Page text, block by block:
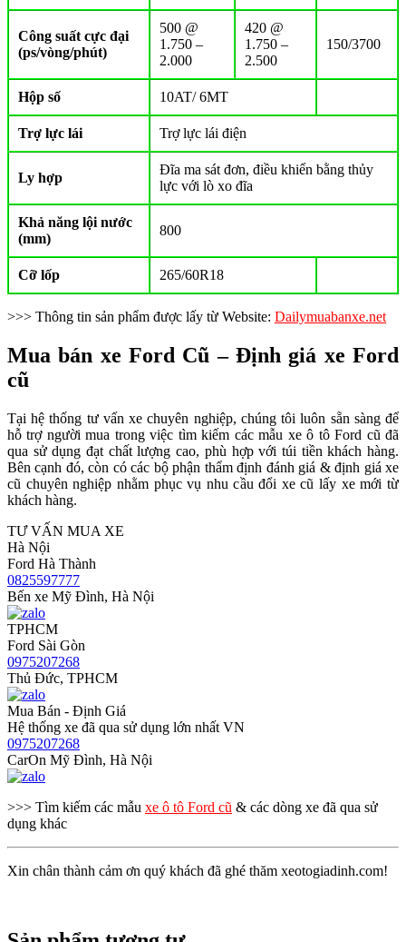
Công suất cực đại
(ps/vòng/phút)
500 @
1.750 –
2.000
420 @
1.750 –
2.500
150/3700
Hộp số 10AT/ 6MT
Trợ lực lái Trợ lực lái điện
Ly hợp
Đĩa ma sát đơn, điều khiển bằng thủy
lực với lò xo đĩa
Khả năng lội nước
(mm)
800
Cỡ lốp 265/60R18
>>> Thông tin sản phẩm được lấy từ Website: Dailymuabanxe.net
Mua bán xe Ford Cũ – Định giá xe Ford
cũ
Tại hệ thống tư vấn xe chuyên nghiệp, chúng tôi luôn sẵn sàng để
hỗ trợ người mua trong việc tìm kiếm các mẫu xe ô tô Ford cũ đã
qua sử dụng đạt chất lượng cao, phù hợp với túi tiền khách hàng.
Bên cạnh đó, còn có các bộ phận thẩm định đánh giá & định giá xe
cũ chuyên nghiệp nhằm phục vụ nhu cầu đổi xe cũ lấy xe mới từ
khách hàng.
TƯ VẤN MUA XE
Hà Nội
Ford Hà Thành
0825597777
Bến xe Mỹ Đình, Hà Nội
TPHCM
Ford Sài Gòn
0975207268
Thủ Đức, TPHCM
Mua Bán - Định Giá
Hệ thống xe đã qua sử dụng lớn nhất VN
0975207268
CarOn Mỹ Đình, Hà Nội
>>> Tìm kiếm các mẫu xe ô tô Ford cũ & các dòng xe đã qua sử
dụng khác
Xin chân thành cảm ơn quý khách đã ghé thăm xeotogiadinh.com!